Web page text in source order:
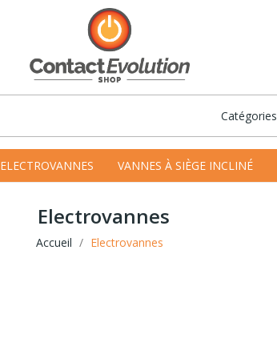
Catégories
ELECTROVANNES VANNES À SIÈGE INCLINÉ
Electrovannes
Accueil Electrovannes